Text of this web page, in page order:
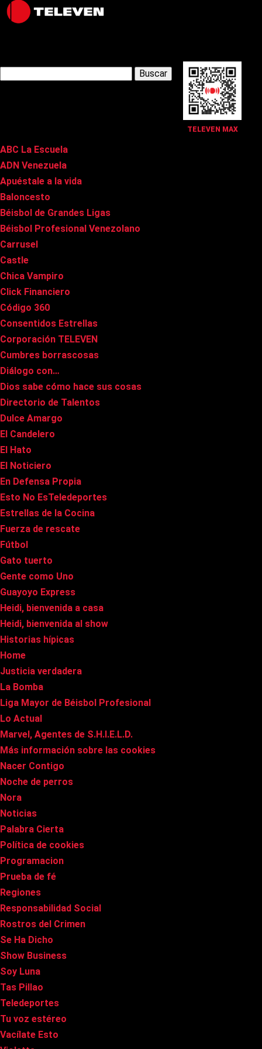
TELEVEN MAX
Latest Posts
ABC La Escuela
ADN Venezuela
Apuéstale a la vida
Baloncesto
Béisbol de Grandes Ligas
Béisbol Profesional Venezolano
Carrusel
Castle
Chica Vampiro
Click Financiero
Código 360
Consentidos Estrellas
Corporación TELEVEN
Cumbres borrascosas
Diálogo con…
Dios sabe cómo hace sus cosas
Directorio de Talentos
Dulce Amargo
El Candelero
El Hato
El Noticiero
En Defensa Propia
Esto No EsTeledeportes
Estrellas de la Cocina
Fuerza de rescate
Fútbol
Gato tuerto
Gente como Uno
Guayoyo Express
Heidi, bienvenida a casa
Heidi, bienvenida al show
Historias hípicas
Home
Justicia verdadera
La Bomba
Liga Mayor de Béisbol Profesional
Lo Actual
Marvel, Agentes de S.H.I.E.L.D.
Más información sobre las cookies
Nacer Contigo
Noche de perros
Nora
Noticias
Palabra Cierta
Política de cookies
Programacion
Prueba de fé
Regiones
Responsabilidad Social
Rostros del Crimen
Se Ha Dicho
Show Business
Soy Luna
Tas Pillao
Teledeportes
Tu voz estéreo
Vacílate Esto